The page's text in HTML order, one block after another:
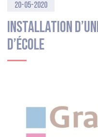
20-05-2020
Installation
d’École